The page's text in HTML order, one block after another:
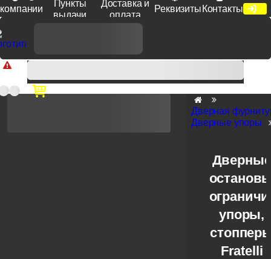
компании
Пункты
выдачи
Доставка и
оплата
Реквизиты Контакты
Доп. скидка от цен на сайте 7% при заказе от 50 тыс. руб
продукции Venezia, Fratelli, Tupai, Extreza, Melodia, Forme при
оплате по счету.
Дверная
Дверные упоры
Дверные
упоры,
Fratelli